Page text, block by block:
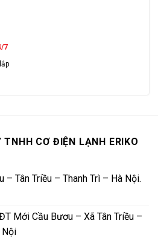
7
CƠ ĐIỆN LẠNH ERIKO
Tân Triều – Thanh Trì – Hà Nội.
Mới Cầu Bươu – Xã Tân Triều –
Nội